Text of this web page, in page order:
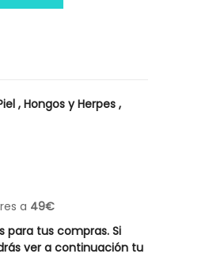
, Hongos y Herpes ,
a 49€
para tus compras. Si
ver a continuación tu